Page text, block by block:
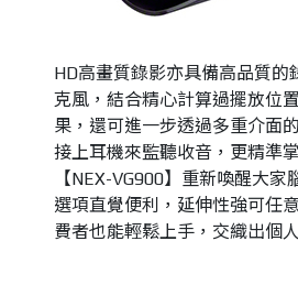
HD高畫質錄影亦具備高品質的
克風，結合精心計算過擺放位
果，還可進一步透過多重介面
接上耳機來監聽收音，更精準
【NEX-VG900】重新喚醒大
選項直覺便利，延伸性強可任
費者也能輕鬆上手，交織出個